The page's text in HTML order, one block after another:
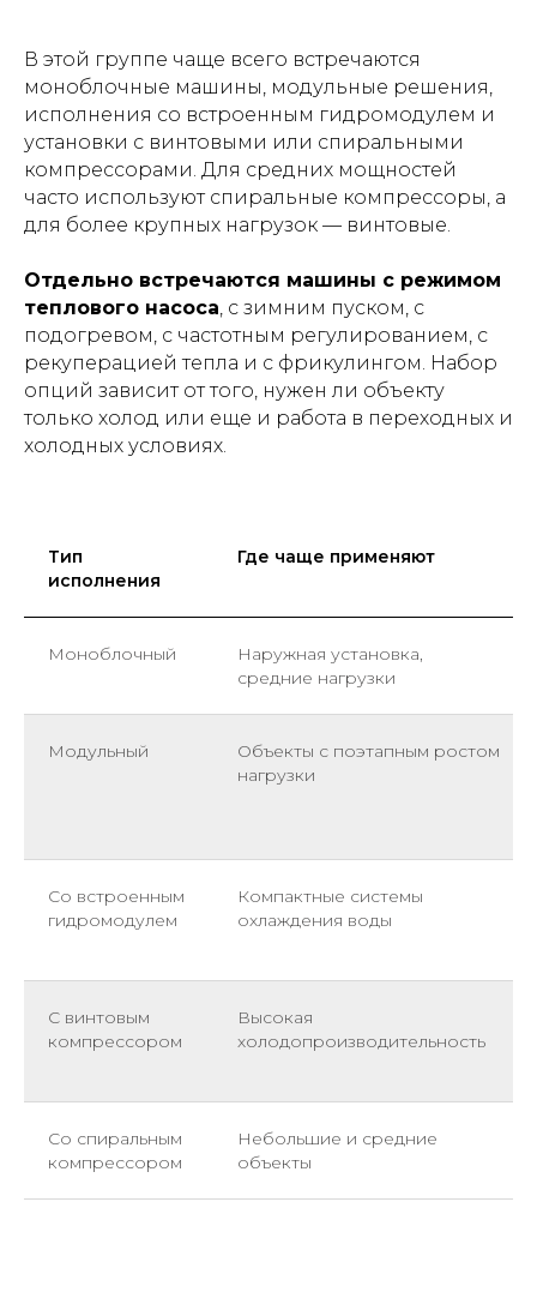
В этой группе чаще всего встречаются
моноблочные машины, модульные решения,
исполнения со встроенным гидромодулем и
установки с винтовыми или спиральными
компрессорами. Для средних мощностей
часто используют спиральные компрессоры, а
для более крупных нагрузок — винтовые.
Отдельно встречаются машины с режимом
теплового насоса , с зимним пуском, с
подогревом, с частотным регулированием, с
рекуперацией тепла и с фрикулингом. Набор
опций зависит от того, нужен ли объекту
только холод или еще и работа в переходных и
холодных условиях.
Тип
исполнения
Где чаще применяют
Моноблочный
Наружная установка,
средние нагрузки
Модульный
Объекты с поэтапным ростом
нагрузки
Со встроенным
гидромодулем
Компактные системы
охлаждения воды
С винтовым
компрессором
Высокая
холодопроизводительность
Со спиральным
компрессором
Небольшие и средние
объекты